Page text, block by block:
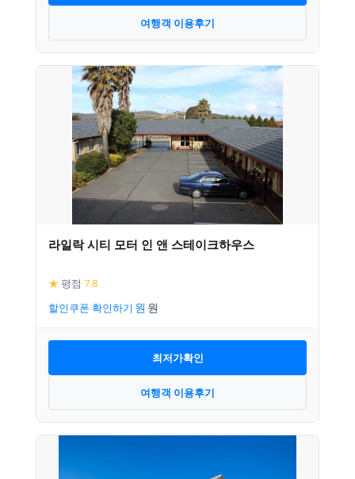
여행객 이용후기
라일락 시티 모터 인 앤 스테이크하우스
★ 평점 7.8
할인쿠폰 확인하기
최저가확인
여행객 이용후기